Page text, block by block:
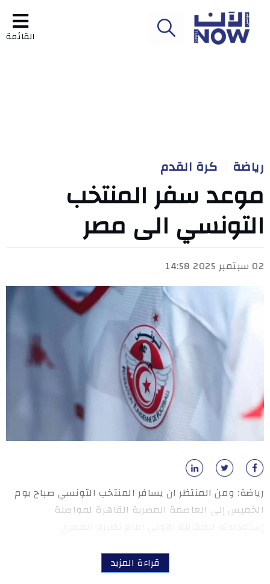
القائمة
رياضة كرة القدم
موعد سفر المنتخب
التونسي الى مصر
02 سبتمبر 2025 14:58
رياضة: ومن المنتظر ان يسافر المنتخب التونسي صباح يوم
الخميس إلى العاصمة المصرية القاهرة لمواصلة
قراءة المزيد